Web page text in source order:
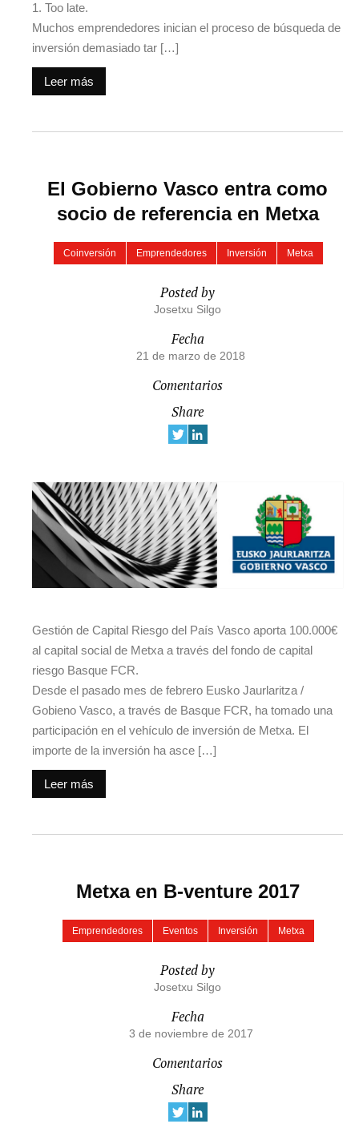
1. Too late.
Muchos emprendedores inician el proceso de búsqueda de
inversión demasiado tar […]
Leer más
El Gobierno Vasco entra como
socio de referencia en Metxa
Coinversión Emprendedores Inversión Metxa
Posted by
Josetxu Silgo
Fecha
21 de marzo de 2018
Comentarios
Share
Gestión de Capital Riesgo del País Vasco aporta 100.000€
al capital social de Metxa a través del fondo de capital
riesgo Basque FCR.
Desde el pasado mes de febrero Eusko Jaurlaritza /
Gobieno Vasco, a través de Basque FCR, ha tomado una
participación en el vehículo de inversión de Metxa. El
importe de la inversión ha asce […]
Leer más
Metxa en B-venture 2017
Emprendedores Eventos Inversión Metxa
Posted by
Josetxu Silgo
Fecha
3 de noviembre de 2017
Comentarios
Share